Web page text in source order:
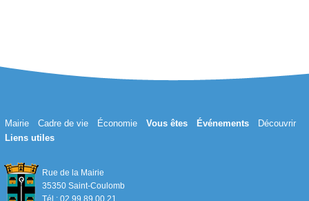
Mairie Cadre de vie Économie Vous êtes Événements
Découvrir
Liens utiles
Rue de la Mairie
35350 Saint-Coulomb